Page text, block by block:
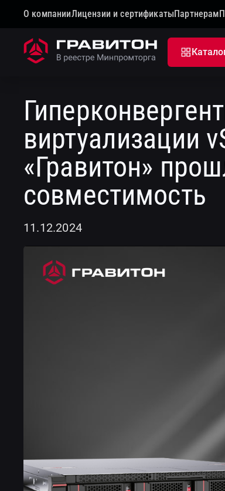
О компанииЛицензии и сертификатыПартнерам
виртуализации
«Гравитон»
совместимость
11.12.2024